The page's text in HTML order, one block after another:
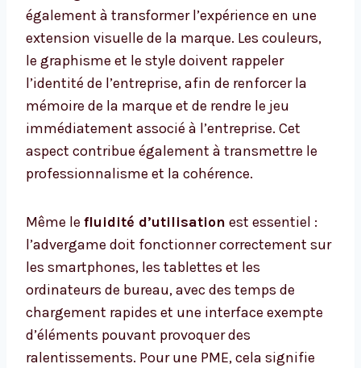
également à transformer l’expérience en une
extension visuelle de la marque. Les couleurs,
le graphisme et le style doivent rappeler
l’identité de l’entreprise, afin de renforcer la
mémoire de la marque et de rendre le jeu
immédiatement associé à l’entreprise. Cet
aspect contribue également à transmettre le
professionnalisme et la cohérence.
Même le fluidité d’utilisation est essentiel :
l’advergame doit fonctionner correctement sur
les smartphones, les tablettes et les
ordinateurs de bureau, avec des temps de
chargement rapides et une interface exempte
d’éléments pouvant provoquer des
ralentissements. Pour une PME, cela signifie